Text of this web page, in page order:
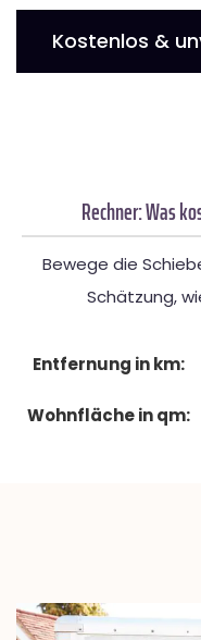
Kostenlos &
Rechner: Was
Bewege die
Schätzung,
Entfernung in km:
Wohnfläche in qm: